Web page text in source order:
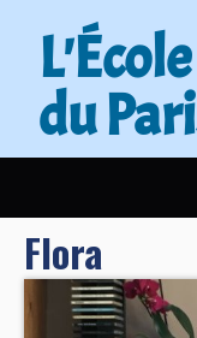
du
L’ÉCOLE DU CHAT
ACTUALITÉS
Flora